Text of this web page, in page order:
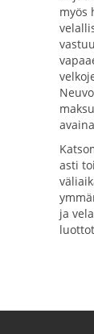
myös
asti
ja